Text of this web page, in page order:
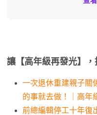
讓【高年級再發光】，
一次退休重建親子關
的事就去做！｜高年
前總編輯停工十年復